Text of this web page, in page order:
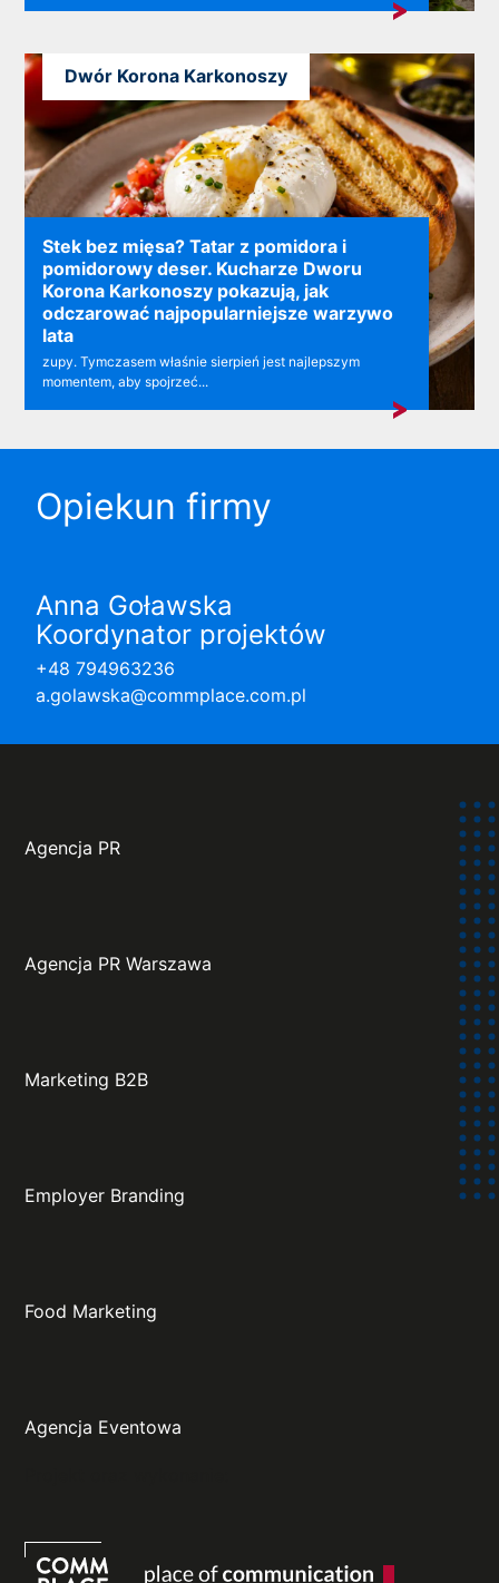
Stek bez mięsa? Tatar z pomidora i
pomidorowy deser. Kucharze Dworu
Korona Karkonoszy pokazują, jak
odczarować najpopularniejsze warzywo
lata
zupy. Tymczasem właśnie sierpień jest najlepszym
momentem, aby spojrzeć...
Dwór Korona Karkonoszy
Opiekun firmy
Anna Goławska
Koordynator projektów
+48 794963236
a.golawska@commplace.com.pl
Agencja PR
Agencja PR Warszawa
Marketing B2B
Employer Branding
Food Marketing
Agencja Eventowa